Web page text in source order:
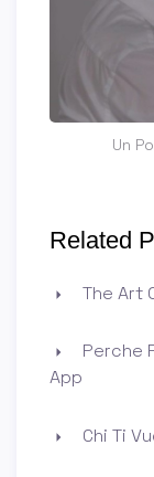
Un
Related
The Art
Perche
App
Chi Ti